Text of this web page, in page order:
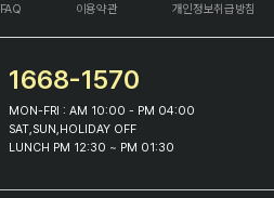
FAQ 이용약관 개인정보취급방침
1668-1570
MON-FRI : AM 10:00 - PM 04:00
SAT,SUN,HOLIDAY OFF
LUNCH PM 12:30 ~ PM 01:30